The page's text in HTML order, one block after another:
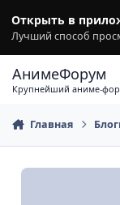
Открыть в
Лучший способ
АнимеФорум
Крупнейший аниме-
Главная